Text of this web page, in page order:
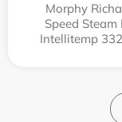
Morphy
Speed Steam
Intellitemp